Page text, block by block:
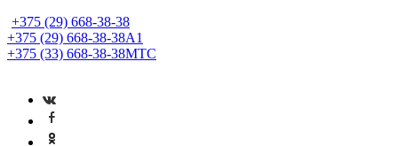
+375 (29) 668-38-38
+375 (29) 668-38-38A1
+375 (33) 668-38-38МТС